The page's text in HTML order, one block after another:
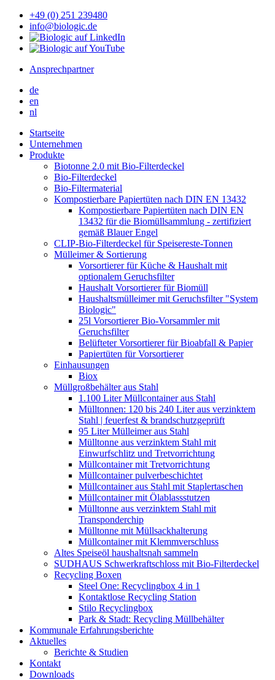
+49 (0) 251 239480
info@biologic.de
Ansprechpartner
de
en
nl
Startseite
Unternehmen
Produkte
Biotonne 2.0 mit Bio-Filterdeckel
Bio-Filterdeckel
Bio-Filtermaterial
Kompostierbare Papiertüten nach DIN EN 13432
Kompostierbare Papiertüten nach DIN EN
13432 für die Biomüllsammlung - zertifiziert
gemäß Blauer Engel
CLIP-Bio-Filterdeckel für Speisereste-Tonnen
Mülleimer & Sortierung
Vorsortierer für Küche & Haushalt mit
optionalem Geruchsfilter
Haushalt Vorsortierer für Biomüll
Haushaltsmülleimer mit Geruchsfilter "System
Biologic"
25l Vorsortierer Bio-Vorsammler mit
Geruchsfilter
Belüfteter Vorsortierer für Bioabfall & Papier
Papiertüten für Vorsortierer
Einhausungen
Biox
Müllgroßbehälter aus Stahl
1.100 Liter Müllcontainer aus Stahl
Mülltonnen: 120 bis 240 Liter aus verzinktem
Stahl | feuerfest & brandschutzgeprüft
95 Liter Mülleimer aus Stahl
Mülltonne aus verzinktem Stahl mit
Einwurfschlitz und Tretvorrichtung
Müllcontainer mit Tretvorrichtung
Müllcontainer pulverbeschichtet
Müllcontainer aus Stahl mit Staplertaschen
Müllcontainer mit Ölablassstutzen
Mülltonne aus verzinktem Stahl mit
Transponderchip
Mülltonne mit Müllsackhalterung
Müllcontainer mit Klemmverschluss
Altes Speiseöl haushaltsnah sammeln
SUDHAUS Schwerkraftschloss mit Bio-Filterdeckel
Recycling Boxen
Steel One: Recyclingbox 4 in 1
Kontaktlose Recycling Station
Stilo Recyclingbox
Park & Stadt: Recycling Müllbehälter
Kommunale Erfahrungsberichte
Aktuelles
Berichte & Studien
Kontakt
Downloads